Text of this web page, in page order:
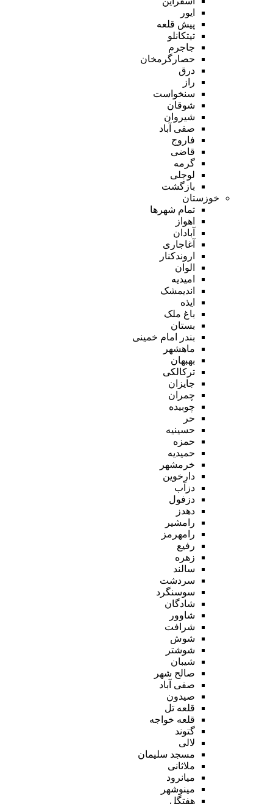
ایور
پیش قلعه
تیتکانلو
جاجرم
حصارگرمخان
درق
راز
سنخواست
شوقان
شیروان
صفی آباد
فاروج
قاضی
گرمه
لوجلی
بازگشت
خوزستان
تمام شهر‌ها
اهواز
آبادان
آغاجاری
اروندکنار
الوان
امیدیه
اندیمشک
ایذه
باغ ملک
بستان
بندر امام خمینی
ماهشهر
بهبهان
ترکالکی
جایزان
چمران
چوبیده
حر
حسینیه
حمزه
حمیدیه
خرمشهر
دارخوین
دزآب
دزفول
دهدز
رامشیر
رامهرمز
رفیع
زهره
سالند
سردشت
سوسنگرد
شادگان
شاوور
شرافت
شوش
شوشتر
شیبان
صالح شهر
صفی آباد
صیدون
قلعه تل
قلعه خواجه
گتوند
لالی
مسجد سلیمان
ملاثانی
میانرود
مینوشهر
هفتگل